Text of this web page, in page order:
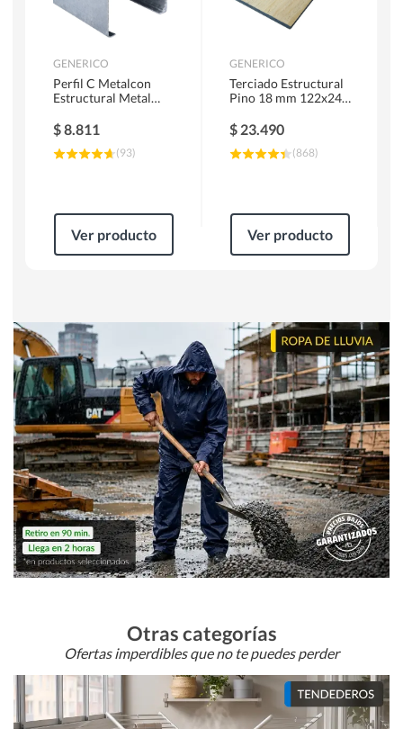
GENERICO
Perfil C Metalcon
Estructural Metal
$8.811
(93)
Ver producto
GENERICO
Terciado Estructural
Pino 18 mm 122x244
$ 23.490
(868)
Ver producto
Otras categorías
Ofertas imperdibles que no te puedes perder